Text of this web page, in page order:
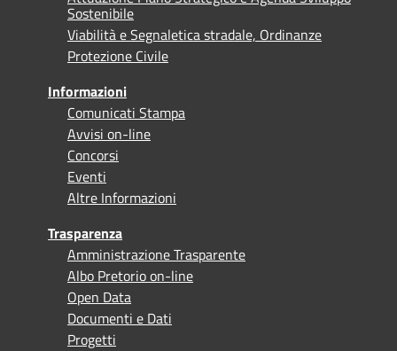
Sostenibile
Viabilità e Segnaletica stradale, Ordinanze
Protezione Civile
Informazioni
Comunicati Stampa
Avvisi on-line
Concorsi
Eventi
Altre Informazioni
Trasparenza
Amministrazione Trasparente
Albo Pretorio on-line
Open Data
Documenti e Dati
Progetti